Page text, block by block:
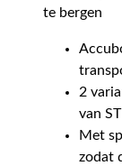
te bergen
2
van
Met
zodat